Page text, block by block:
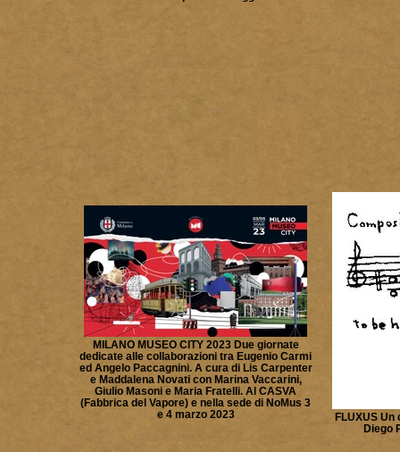
MILANO MUSEO CITY 2023 Due giornate
dedicate alle collaborazioni tra Eugenio Carmi
ed Angelo Paccagnini. A cura di Lis Carpenter
e Maddalena Novati con Marina Vaccarini,
Giulio Masoni e Maria Fratelli. Al CASVA
(Fabbrica del Vapore) e nella sede di NoMus 3
e 4 marzo 2023
FLUXUS Un
Diego